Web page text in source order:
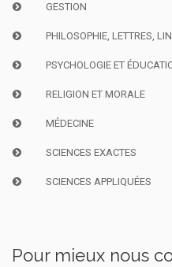
GESTION
PHILOSOPHIE, LETTRES,
PSYCHOLOGIE ET
RELIGION ET MORALE
MÉDECINE
SCIENCES EXACTES
SCIENCES APPLIQUÉES
Pour mieux nous